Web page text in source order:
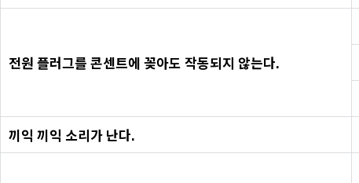
전원 플러그를 콘센트에 꽂아도 작동되지 않는다.
끼익 끼익 소리가 난다.